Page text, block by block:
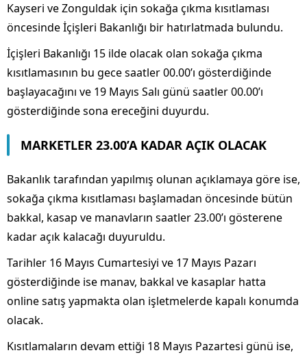
Kayseri ve Zonguldak için sokağa çıkma kısıtlaması
öncesinde İçişleri Bakanlığı bir hatırlatmada bulundu.
İçişleri Bakanlığı 15 ilde olacak olan sokağa çıkma
kısıtlamasının bu gece saatler 00.00’ı gösterdiğinde
başlayacağını ve 19 Mayıs Salı günü saatler 00.00’ı
gösterdiğinde sona ereceğini duyurdu.
MARKETLER 23.00’A KADAR AÇIK OLACAK
Bakanlık tarafından yapılmış olunan açıklamaya göre ise,
sokağa çıkma kısıtlaması başlamadan öncesinde bütün
bakkal, kasap ve manavların saatler 23.00’ı gösterene
kadar açık kalacağı duyuruldu.
Tarihler 16 Mayıs Cumartesiyi ve 17 Mayıs Pazarı
gösterdiğinde ise manav, bakkal ve kasaplar hatta
online satış yapmakta olan işletmelerde kapalı konumda
olacak.
Kısıtlamaların devam ettiği 18 Mayıs Pazartesi günü ise,